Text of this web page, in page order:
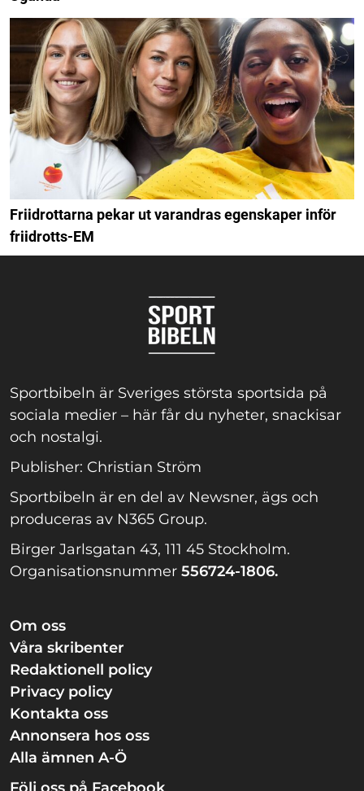
Friidrottarna pekar ut varandras egenskaper inför
friidrotts-EM
Sportbibeln är Sveriges största sportsida på
sociala medier – här får du nyheter, snackisar
och nostalgi.
Publisher: Christian Ström
Sportbibeln är en del av Newsner, ägs och
produceras av N365 Group.
Birger Jarlsgatan 43, 111 45 Stockholm.
Organisationsnummer 556724-1806.
Om oss
Våra skribenter
Redaktionell policy
Privacy policy
Kontakta oss
Annonsera hos oss
Alla ämnen A-Ö